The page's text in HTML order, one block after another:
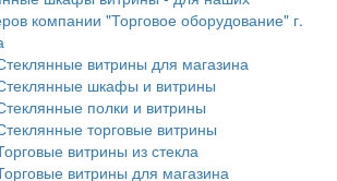
компании "Торговое оборудование" г.
витрины для магазина
шкафы и витрины
полки и витрины
торговые витрины
витрины из стекла
витрины для магазина